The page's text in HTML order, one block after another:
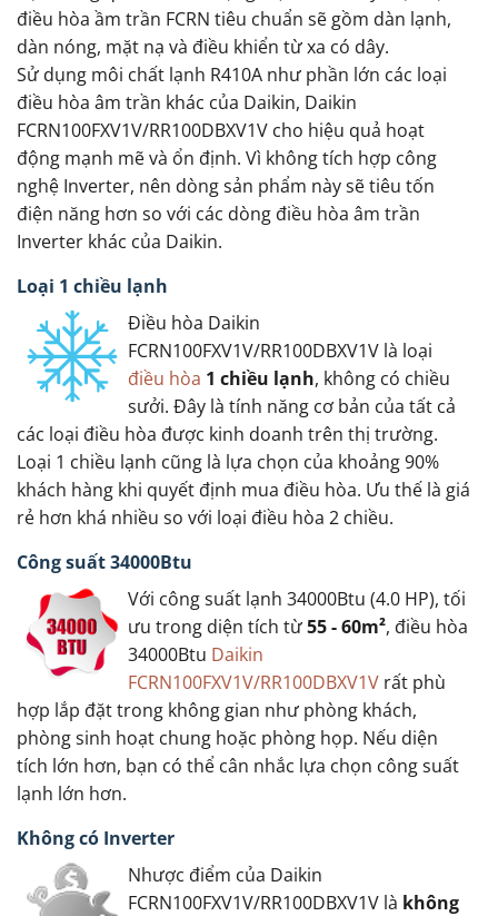
điều hòa ầm trần FCRN tiêu chuẩn sẽ gồm dàn lạnh,
dàn nóng, mặt nạ và điều khiển từ xa có dây.
Sử dụng môi chất lạnh R410A như phần lớn các loại
điều hòa âm trần khác của Daikin, Daikin
FCRN100FXV1V/RR100DBXV1V cho hiệu quả hoạt
động mạnh mẽ và ổn định. Vì không tích hợp công
nghệ Inverter, nên dòng sản phẩm này sẽ tiêu tốn
điện năng hơn so với các dòng điều hòa âm trần
Inverter khác của Daikin.
Loại 1 chiều lạnh
Điều hòa Daikin
FCRN100FXV1V/RR100DBXV1V là loại
điều hòa 1 chiều lạnh, không có chiều
sưởi. Đây là tính năng cơ bản của tất cả
các loại điều hòa được kinh doanh trên thị trường.
Loại 1 chiều lạnh cũng là lựa chọn của khoảng 90%
khách hàng khi quyết định mua điều hòa. Ưu thế là giá
rẻ hơn khá nhiều so với loại điều hòa 2 chiều.
Công suất 34000Btu
Với công suất lạnh 34000Btu (4.0 HP), tối
ưu trong diện tích từ55 - 60m², điều hòa
34000Btu Daikin
FCRN100FXV1V/RR100DBXV1V rất phù
hợp lắp đặt trong không gian như phòng khách,
phòng sinh hoạt chung hoặc phòng họp. Nếu diện
tích lớn hơn, bạn có thể cân nhắc lựa chọn công suất
lạnh lớn hơn.
Không có Inverter
Nhược điểm của Daikin
FCRN100FXV1V/RR100DBXV1V là không